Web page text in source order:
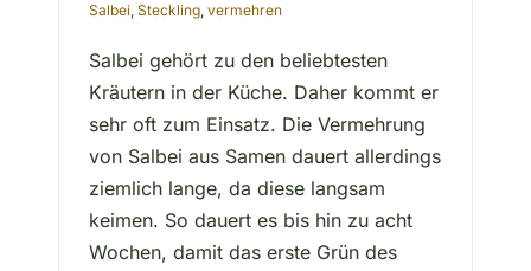
Salbei,Steckling,vermehren
Salbei gehört zu den beliebtesten
Kräutern in der Küche. Daher kommt er
sehr oft zum Einsatz. Die Vermehrung
von Salbei aus Samen dauert allerdings
ziemlich lange, da diese langsam
keimen. So dauert es bis hin zu acht
Wochen, damit das erste Grün des